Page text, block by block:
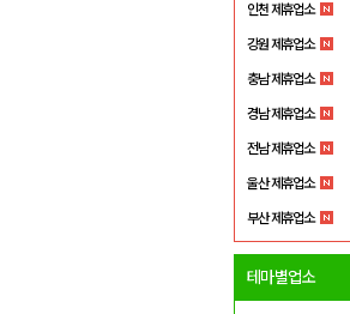
인천 제휴업소
강원 제휴업소
충남 제휴업소
경남 제휴업소
전남 제휴업소
울산 제휴업소
부산 제휴업소
테마별업소